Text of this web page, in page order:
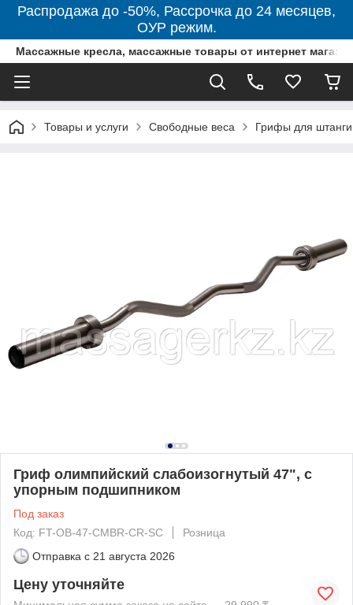
Распродажа до -50%, Рассрочка до 24 месяцев,
ОУР режим.
Массажные кресла, массажные товары от интернет
Товары и услуги Свободные веса Грифы для штанги
Гриф олимпийский слабоизогнутый 47", с
упорным подшипником
Под заказ
Код: FT-OB-47-CMBR-CR-SC
Розница
Отправка с 21 августа 2026
Цену уточняйте